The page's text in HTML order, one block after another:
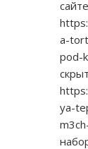
сайте
a-
pod-
ya-